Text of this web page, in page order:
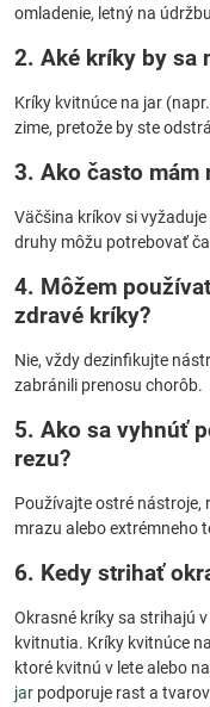
omladenie, letný na
2. Aké kríky by sa
Kríky kvitnúce na jar
zime, pretože by ste
3. Ako často mám
Väčšina kríkov si
druhy môžu potrebovať
4. Môžem
zdravé kríky?
Nie, vždy dezinfikujte
zabránili prenosu chorôb.
5. Ako sa vyhnúť
rezu?
Používajte ostré nástroje,
mrazu alebo extrémneho
6. Kedy strihať
Okrasné kríky sa strihajú
kvitnutia. Kríky kvitnúce
ktoré kvitnú v lete alebo
jar podporuje rast a